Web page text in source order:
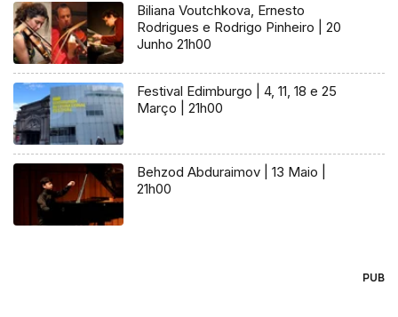
Biliana Voutchkova, Ernesto
Rodrigues e Rodrigo Pinheiro | 20
Junho 21h00
Festival Edimburgo | 4, 11, 18 e 25
Março | 21h00
Behzod Abduraimov | 13 Maio |
21h00
PUB